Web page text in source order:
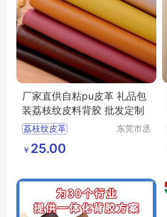
厂家直供自粘pu皮革 礼品包
装荔枝纹皮料背胶 批发定制
荔枝纹皮革
背胶pu皮革
背胶自粘皮革
东莞市丞
￥ 25.00